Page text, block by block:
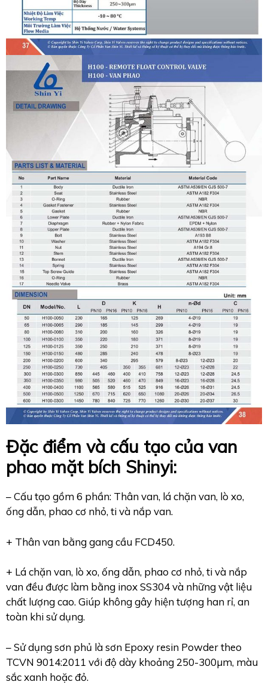
Đặc điểm và cấu tạo của van
phao mặt bích Shinyi:
– Cấu tạo gồm 6 phần: Thân van, lá chặn van, lò xo,
ống dẫn, phao cơ nhỏ, ti và nắp van.
+ Thân van bằng gang cầu FCD450.
+ Lá chặn van, lò xo, ống dẫn, phao cơ nhỏ, ti và nắp
van đều được làm bằng inox SS304 và những vật liệu
chất lượng cao. Giúp không gây hiện tượng han rỉ, an
toàn khi sử dụng.
– Sử dụng sơn phủ là sơn Epoxy resin Powder theo
TCVN 9014:2011 với độ dày khoảng 250-300µm, màu
sắc xanh hoặc đỏ.